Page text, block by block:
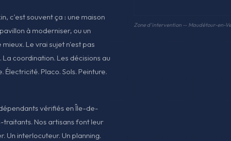
c'est souvent ça : une maison
à moderniser, ou un
Le vrai sujet n'est pas
coordination. Les décisions au
Placo. Sols. Peinture.
vérifiés en Île-de-
traitants. Nos artisans font leur
Un interlocuteur. Un planning.
Zone d'intervention — Maudétour-en-